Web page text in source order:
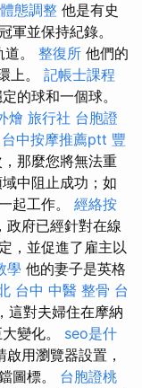
態調整 他是有史
軍並保持紀錄。
。 整復所 他們的
上。 記帳士課程
的球和一個球。
燴 旅行社 台胞證
台中按摩推薦ptt 豐
那麼您將無法重
中阻止成功；如
起工作。 經絡按
政府已經針對在線
，並促進了雇主以
學 他的妻子是英格
台中 中醫 整骨 台
這對夫婦住在摩納
變化。 seo是什
用瀏覽器設置，
圖標。 台胞證桃